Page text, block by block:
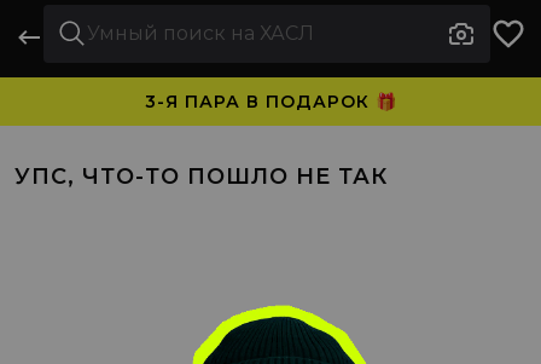
3-Я ПАРА В ПОДАРОК 🎁
УПС, ЧТО-ТО ПОШЛО НЕ ТАК